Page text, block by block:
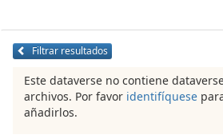
Filtrar resultados
Este dataverse no contiene
archivos. Por favor identifíquese
añadirlos.